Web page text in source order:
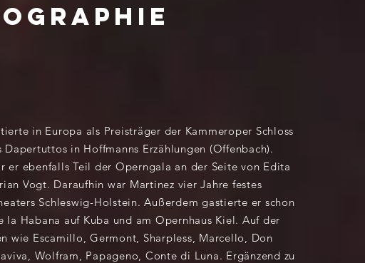
in Europa als Preisträger der Kammeroper Schloss
in Hoffmanns Erzählungen (Offenbach).
er ebenfalls Teil der Operngala an der Seite von Edita
Vogt. Daraufhin war Martinez vier Jahre festes
Schleswig-Holstein. Außerdem gastierte er schon
la Habana auf Kuba und am Opernhaus Kiel. Auf der
wie Escamillo, Germont, Sharpless, Marcello, Don
Wolfram, Papageno, Conte di Luna. Ergänzend zu